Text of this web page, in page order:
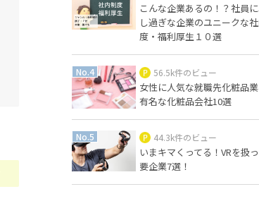
こんな企業あるの！？社員に
し過ぎな企業のユニークな
度・福利厚生１０選
56.5k件のビュー
女性に人気な就職先化粧品業
有名な化粧品会社10選
44.3k件のビュー
いまキマくってる！VRを扱
要企業7選！